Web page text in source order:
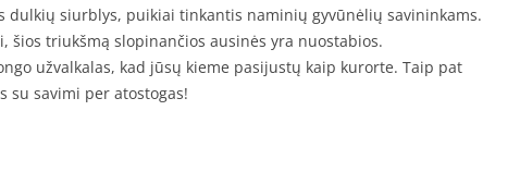
dulkių siurblys, puikiai tinkantis naminių gyvūnėlių savininkams.
šios triukšmą slopinančios ausinės yra nuostabios.
užvalkalas, kad jūsų kieme pasijustų kaip kurorte. Taip pat
su savimi per atostogas!